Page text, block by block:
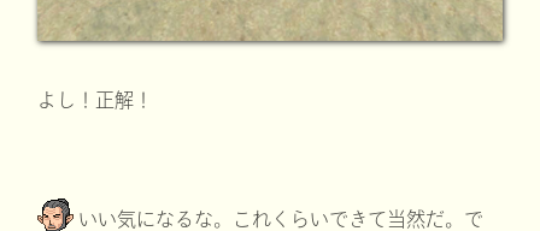
よし！正解！
いい気になるな。これくらいできて当然だ。で